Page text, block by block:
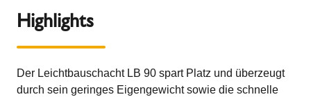
Highlights
Der Leichtbauschacht LB 90 spart Platz und überzeugt
durch sein geringes Eigengewicht sowie die schnelle